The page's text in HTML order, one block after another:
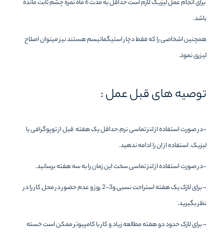
برای انجام عمل لیزیک لازم است حداقل به مدت 6 ماه نمره چشم ثابت مانده
باشد.
همچنین اشخاصی را که فقط دچار استیگماتیسم هستند نیز میتوان اصلاح
لیزری نمود.
توصیه های قبل عمل :
-در صورت استفاده از لنز تماسی نرم.حداقل یک هفته قبل از توپوگرافی یا
لیزیک. استفاده از ان را ادامه ندهید.
-در صورت استفاده از لنز تماسی سخت این زمان را به سه هفته برسانید.
– برای لازک یک هفته استراحت نسبی و3-2 روز و عدم حضور در محل کار را در
نظر بگیرید.
– برای لازک حدود دو هفته مطالعه زیاد و کار با کامپیوتر ممکن است خسته